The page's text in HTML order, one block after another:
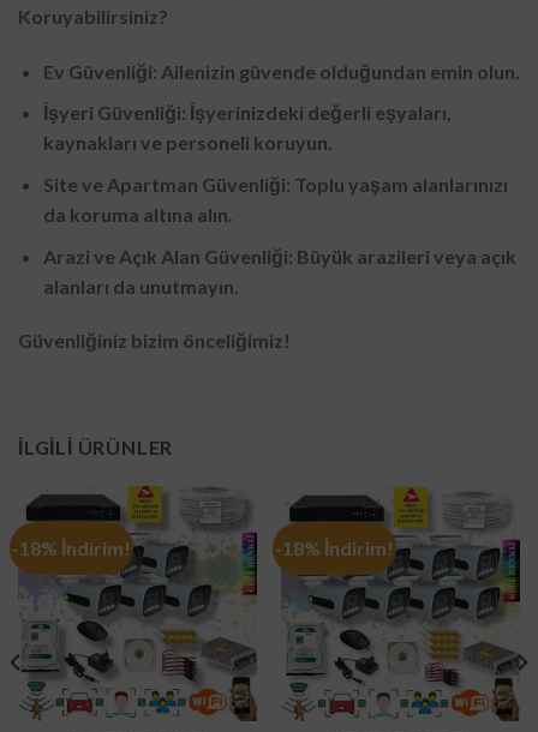
Koruyabilirsiniz?
Ev Güvenliği: Ailenizin güvende olduğundan emin olun.
İşyeri Güvenliği: İşyerinizdeki değerli eşyaları,
kaynakları ve personeli koruyun.
Site ve Apartman Güvenliği: Toplu yaşam alanlarınızı
da koruma altına alın.
Arazi ve Açık Alan Güvenliği: Büyük arazileri veya açık
alanları da unutmayın.
Güvenliğiniz bizim önceliğimiz!
İLGILI ÜRÜNLER
-18% İndirim! -18% İndirim!